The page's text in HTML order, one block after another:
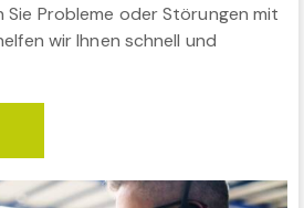
Sie Probleme oder Störungen mit
wir Ihnen schnell und